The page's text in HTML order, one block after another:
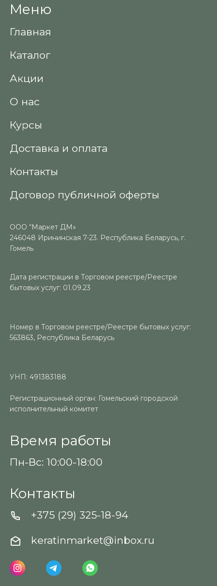
Меню
Главная
Каталог
Акции
О нас
Курсы
Доставка и оплата
Контакты
Договор публичной оферты
ООО “Маркет ДМ»
246048 Ирининская 7-23. Республика Беларусь, г.
Гомель
Дата регистрации в Торговом реестре/Реестре
бытовых услуг: 01.09.23
Номер в Торговом реестре/Реестре бытовых услуг:
563863, Республика Беларусь
УНП: 491383188
Регистрационный орган: Гомельский городской
исполнительный комитет
Время работы
Пн-Вс: 10:00-18:00
Контакты
+375 (29) 325-18-94
keratinmarket@inbox.ru